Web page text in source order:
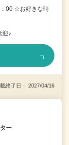
：00 ☆お好きな時
迎♪
終了日： 2027/04/16
ー